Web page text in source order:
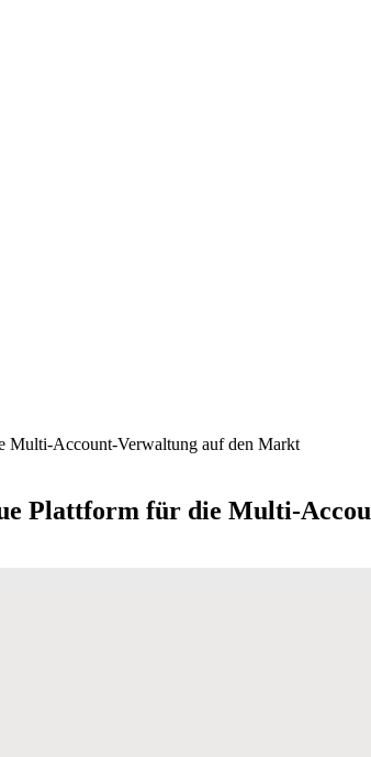
Multi-Account-Verwaltung auf den Markt
Plattform für die Multi-